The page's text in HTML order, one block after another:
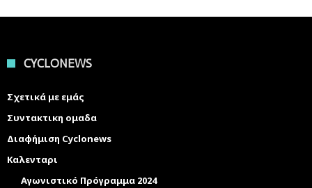
CYCLONEWS
Σχετικά με εμάς
Συντακτικη ομαδα
Διαφήμιση Cyclonews
Καλενταρι
Αγωνιστικό Πρόγραμμα 2024